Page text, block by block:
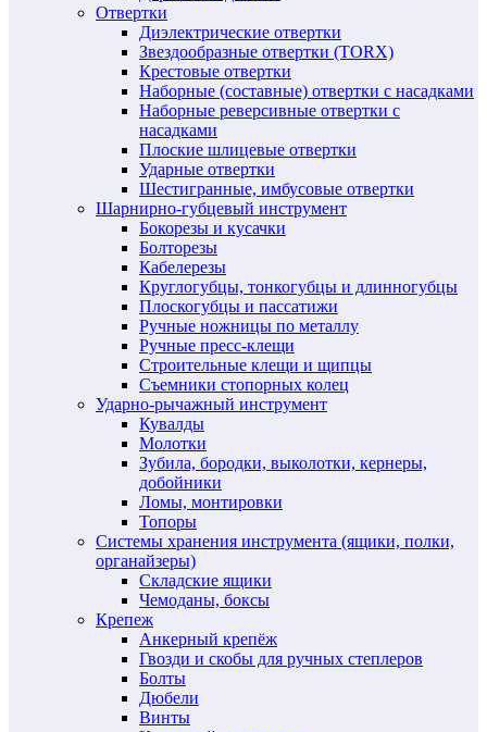
Отвертки
Диэлектрические отвертки
Звездообразные отвертки (TORX)
Крестовые отвертки
Наборные (составные) отвертки с насадками
Наборные реверсивные отвертки с
насадками
Плоские шлицевые отвертки
Ударные отвертки
Шестигранные, имбусовые отвертки
Шарнирно-губцевый инструмент
Бокорезы и кусачки
Болторезы
Кабелерезы
Круглогубцы, тонкогубцы и длинногубцы
Плоскогубцы и пассатижи
Ручные ножницы по металлу
Ручные пресс-клещи
Строительные клещи и щипцы
Съемники стопорных колец
Ударно-рычажный инструмент
Кувалды
Молотки
Зубила, бородки, выколотки, кернеры,
добойники
Ломы, монтировки
Топоры
Системы хранения инструмента (ящики, полки,
органайзеры)
Складские ящики
Чемоданы, боксы
Крепеж
Анкерный крепёж
Гвозди и скобы для ручных степлеров
Болты
Дюбели
Винты